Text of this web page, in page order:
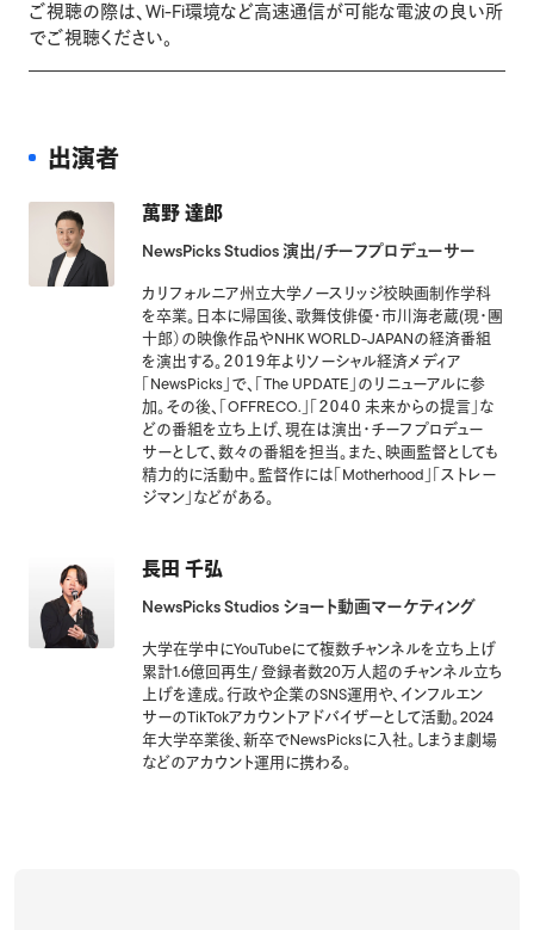
ご視聴の際は、Wi-Fi環境など高速通信が可能な電波の良い所
でご視聴ください。
出演者
萬野 達郎
NewsPicks Studios 演出/チーフプロデューサー
カリフォルニア州立大学ノースリッジ校映画制作学科
を卒業。日本に帰国後、歌舞伎俳優・市川海老蔵(現・團
十郎）の映像作品やNHK WORLD-JAPANの経済番組
を演出する。２０１９年よりソーシャル経済メディア
「NewsPicks」で、「The UPDATE」のリニューアルに参
加。その後、「OFFRECO.」「２０４０ 未来からの提言」な
どの番組を立ち上げ、現在は演出・チーフプロデュー
サーとして、数々の番組を担当。また、映画監督としても
精力的に活動中。監督作には「Motherhood」「ストレー
ジマン」などがある。
長田 千弘
NewsPicks Studios ショート動画マーケティング
大学在学中にYouTubeにて複数チャンネルを立ち上げ
累計1.6億回再生/ 登録者数20万人超のチャンネル立ち
上げを達成。行政や企業のSNS運用や、インフルエン
サーのTikTokアカウントアドバイザーとして活動。2024
年大学卒業後、新卒でNewsPicksに入社。しまうま劇場
などのアカウント運用に携わる。